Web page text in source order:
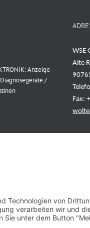
Anzeige-
/
WSE
Alte
Fax: